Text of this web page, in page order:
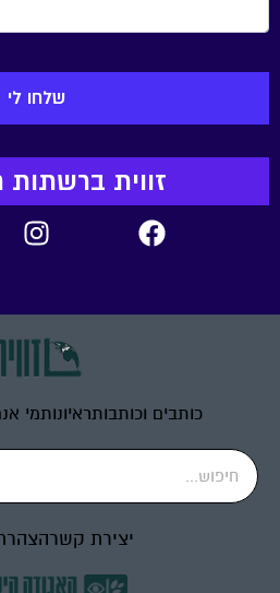
זווית ברשתות
כותבים וכותבותראיונותמי
יצירת קשר